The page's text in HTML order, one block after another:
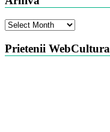
Arhiva
Prietenii WebCultura